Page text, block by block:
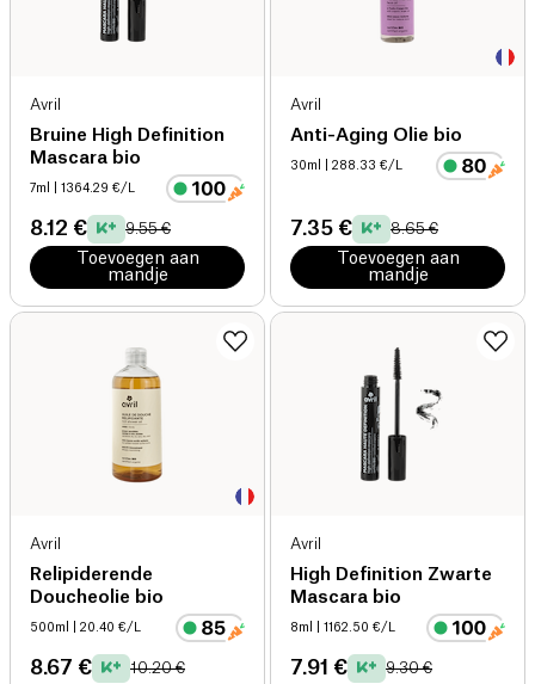
Avril
Bruine High Definition
Mascara bio
7ml | 1364.29 €/L
8.12 € 9.55 €
Toevoegen aan
mandje
Avril
Anti-Aging Olie bio
30ml | 288.33 €/L
7.35 € 8.65 €
Toevoegen aan
mandje
Avril
Relipiderende
Doucheolie bio
500ml | 20.40 €/L
8.67 € 10.20 €
Avril
High Definition Zwarte
Mascara bio
8ml | 1162.50 €/L
7.91 € 9.30 €